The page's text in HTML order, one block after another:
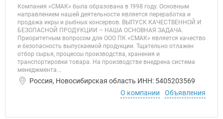
Компания «СМАК» была образована в 1998 году. Основным
направлением нашей деятельности является переработка и
продажа икры и рыбных консервов. ВЫПУСК КАЧЕСТВЕННОЙ И
БЕЗОПАСНОЙ ПРОДУКЦИИ – НАША ОСНОВНАЯ ЗАДАЧА.
Приоритетным вопросом для ООО ПК «СМАК» является качество
и безопасность выпускаемой продукции. Тщательно отлажен
отбор сырья, процессы производства, хранения и
транспортировки товара. На производстве внедрена система
менеджмента...
Россия, Новосибирская область ИНН: 5405203569
О компании
Объявления